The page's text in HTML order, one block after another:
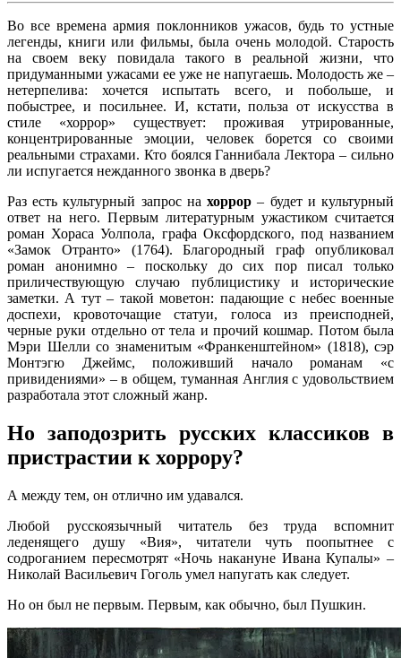
Во все времена армия поклонников ужасов, будь то устные
легенды, книги или фильмы, была очень молодой. Старость
на своем веку повидала такого в реальной жизни, что
придуманными ужасами ее уже не напугаешь. Молодость же –
нетерпелива: хочется испытать всего, и побольше, и
побыстрее, и посильнее. И, кстати, польза от искусства в
стиле «хоррор» существует: проживая утрированные,
концентрированные эмоции, человек борется со своими
реальными страхами. Кто боялся Ганнибала Лектора – сильно
ли испугается нежданного звонка в дверь?
Раз есть культурный запрос нахоррор – будет и культурный
ответ на него. Первым литературным ужастиком считается
роман Хораса Уолпола, графа Оксфордского, под названием
«Замок Отранто» (1764). Благородный граф опубликовал
роман анонимно – поскольку до сих пор писал только
приличествующую случаю публицистику и исторические
заметки. А тут – такой моветон: падающие с небес военные
доспехи, кровоточащие статуи, голоса из преисподней,
черные руки отдельно от тела и прочий кошмар. Потом была
Мэри Шелли со знаменитым «Франкенштейном» (1818), сэр
Монтэгю Джеймс, положивший начало романам «с
привидениями» – в общем, туманная Англия с удовольствием
разработала этот сложный жанр.
Но заподозрить русских классиков в
пристрастии к хоррору?
А между тем, он отлично им удавался.
Любой русскоязычный читатель без труда вспомнит
леденящего душу «Вия», читатели чуть поопытнее с
содроганием пересмотрят «Ночь накануне Ивана Купалы» –
Николай Васильевич Гоголь умел напугать как следует.
Но он был не первым. Первым, как обычно, был Пушкин.